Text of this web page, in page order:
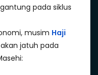
pada siklus
musim Haji
akan jatuh pada